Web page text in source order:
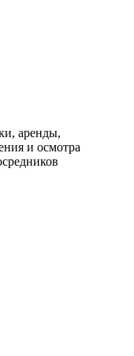
аренды,
и осмотра